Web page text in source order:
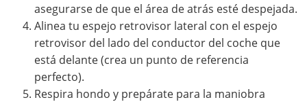
asegurarse de que el área de atrás esté despejada.
Alinea tu espejo retrovisor lateral con el espejo
retrovisor del lado del conductor del coche que
está delante (crea un punto de referencia
perfecto).
Respira hondo y prepárate para la maniobra